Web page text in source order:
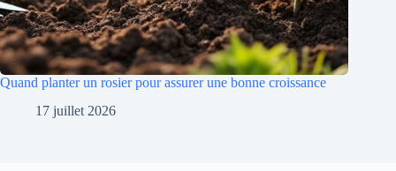
Quand planter un rosier pour assurer une bonne croissance
17 juillet 2026